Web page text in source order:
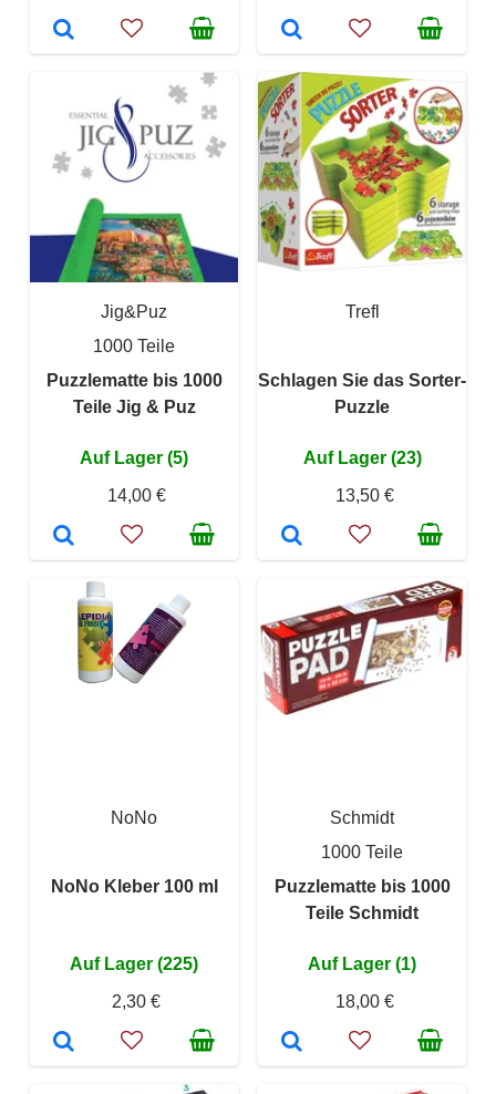
Jig&Puz
1000 Teile
Puzzlematte bis 1000
Teile Jig & Puz
Auf Lager (5)
14,00 €
Trefl
Schlagen Sie das Sorter-
Puzzle
Auf Lager (23)
13,50 €
NoNo
NoNo Kleber 100 ml
Auf Lager (225)
2,30 €
Schmidt
1000 Teile
Puzzlematte bis 1000
Teile Schmidt
Auf Lager (1)
18,00 €